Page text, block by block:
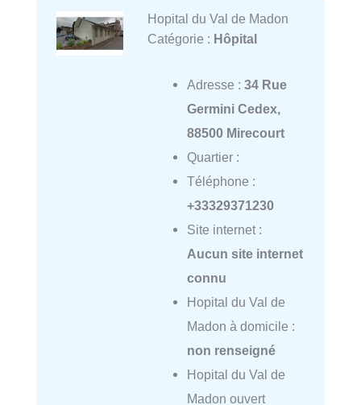
Hopital du Val de Madon
Catégorie : Hôpital
Adresse : 34 Rue
Germini Cedex,
88500 Mirecourt
Quartier :
Téléphone :
+33329371230
Site internet :
Aucun site internet
connu
Hopital du Val de
Madon à domicile :
non renseigné
Hopital du Val de
Madon ouvert